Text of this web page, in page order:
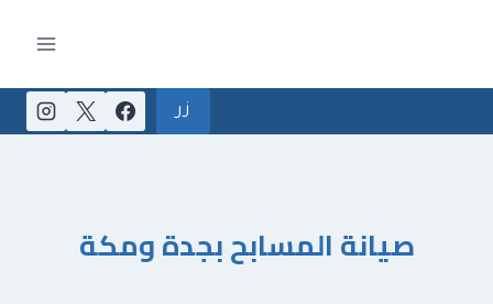
زر
صيانة المسابح بجدة ومكة